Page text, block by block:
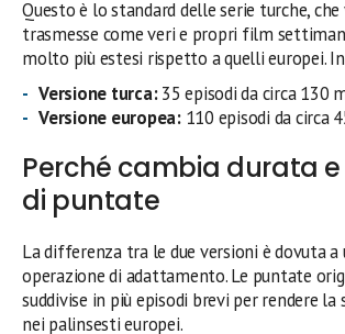
Questo è lo standard delle serie turche, che
trasmesse come veri e propri film
molto più estesi rispetto a quelli europei.
Versione turca:35 episodi da circa 130
Versione europea:110 episodi da circa
Perché cambia durata
di puntate
La differenza tra le due versioni è dovuta a
operazione di adattamento. Le puntate
suddivise in più episodi brevi per rendere
nei palinsesti europei.